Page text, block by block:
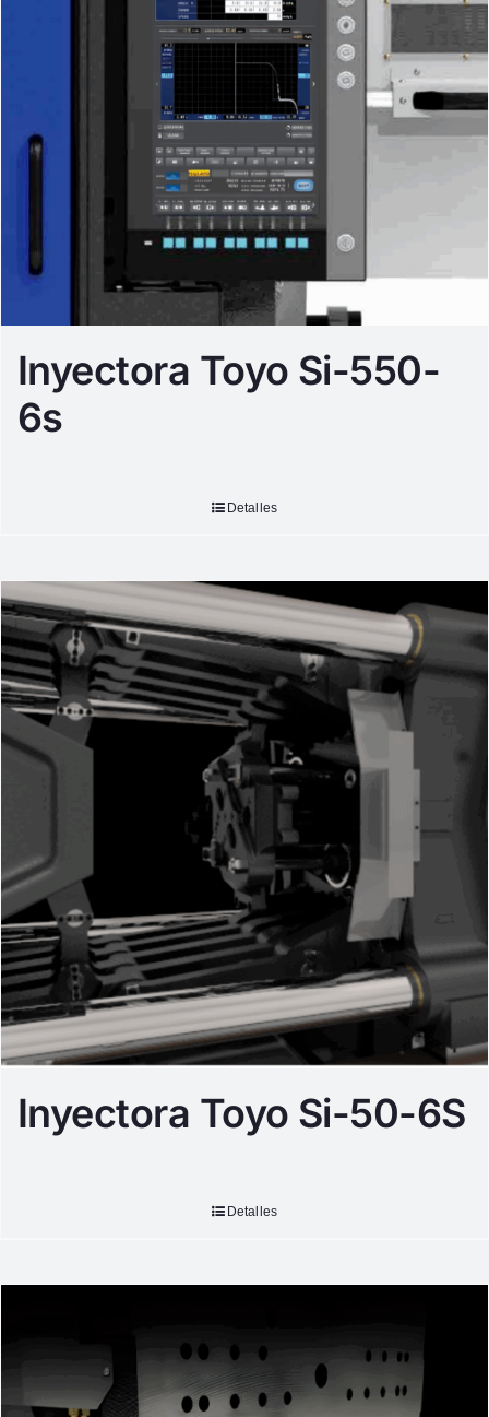
Inyectora Toyo Si-550-
6s
Detalles
Inyectora Toyo Si-50-6S
Detalles